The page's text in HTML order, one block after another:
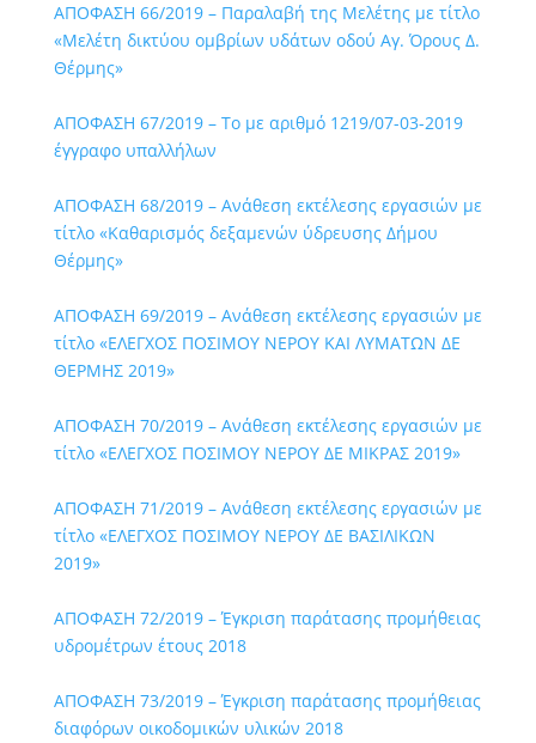
ΑΠΟΦΑΣΗ 66/2019 – Παραλαβή της Μελέτης με τίτλο
«Μελέτη δικτύου ομβρίων υδάτων οδού Αγ. Όρους Δ.
Θέρμης»
ΑΠΟΦΑΣΗ 67/2019 – Το με αριθμό 1219/07-03-2019
έγγραφο υπαλλήλων
ΑΠΟΦΑΣΗ 68/2019 – Ανάθεση εκτέλεσης εργασιών με
τίτλο «Καθαρισμός δεξαμενών ύδρευσης Δήμου
Θέρμης»
ΑΠΟΦΑΣΗ 69/2019 – Ανάθεση εκτέλεσης εργασιών με
τίτλο «ΕΛΕΓΧΟΣ ΠΟΣΙΜΟΥ ΝΕΡΟΥ ΚΑΙ ΛΥΜΑΤΩΝ ΔΕ
ΘΕΡΜΗΣ 2019»
ΑΠΟΦΑΣΗ 70/2019 – Ανάθεση εκτέλεσης εργασιών με
τίτλο «ΕΛΕΓΧΟΣ ΠΟΣΙΜΟΥ ΝΕΡΟΥ ΔΕ ΜΙΚΡΑΣ 2019»
ΑΠΟΦΑΣΗ 71/2019 – Ανάθεση εκτέλεσης εργασιών με
τίτλο «ΕΛΕΓΧΟΣ ΠΟΣΙΜΟΥ ΝΕΡΟΥ ΔΕ ΒΑΣΙΛΙΚΩΝ
2019»
ΑΠΟΦΑΣΗ 72/2019 – Έγκριση παράτασης προμήθειας
υδρομέτρων έτους 2018
ΑΠΟΦΑΣΗ 73/2019 – Έγκριση παράτασης προμήθειας
διαφόρων οικοδομικών υλικών 2018